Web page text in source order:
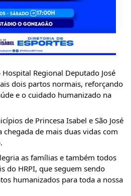
Regional Deputado José
dois partos normais, reforçando
e o cuidado humanizado na
de Princesa Isabel e São José
chegada de mais duas vidas com
as famílias e também todos
do HRPI, que seguem sendo
humanizados para toda a nossa